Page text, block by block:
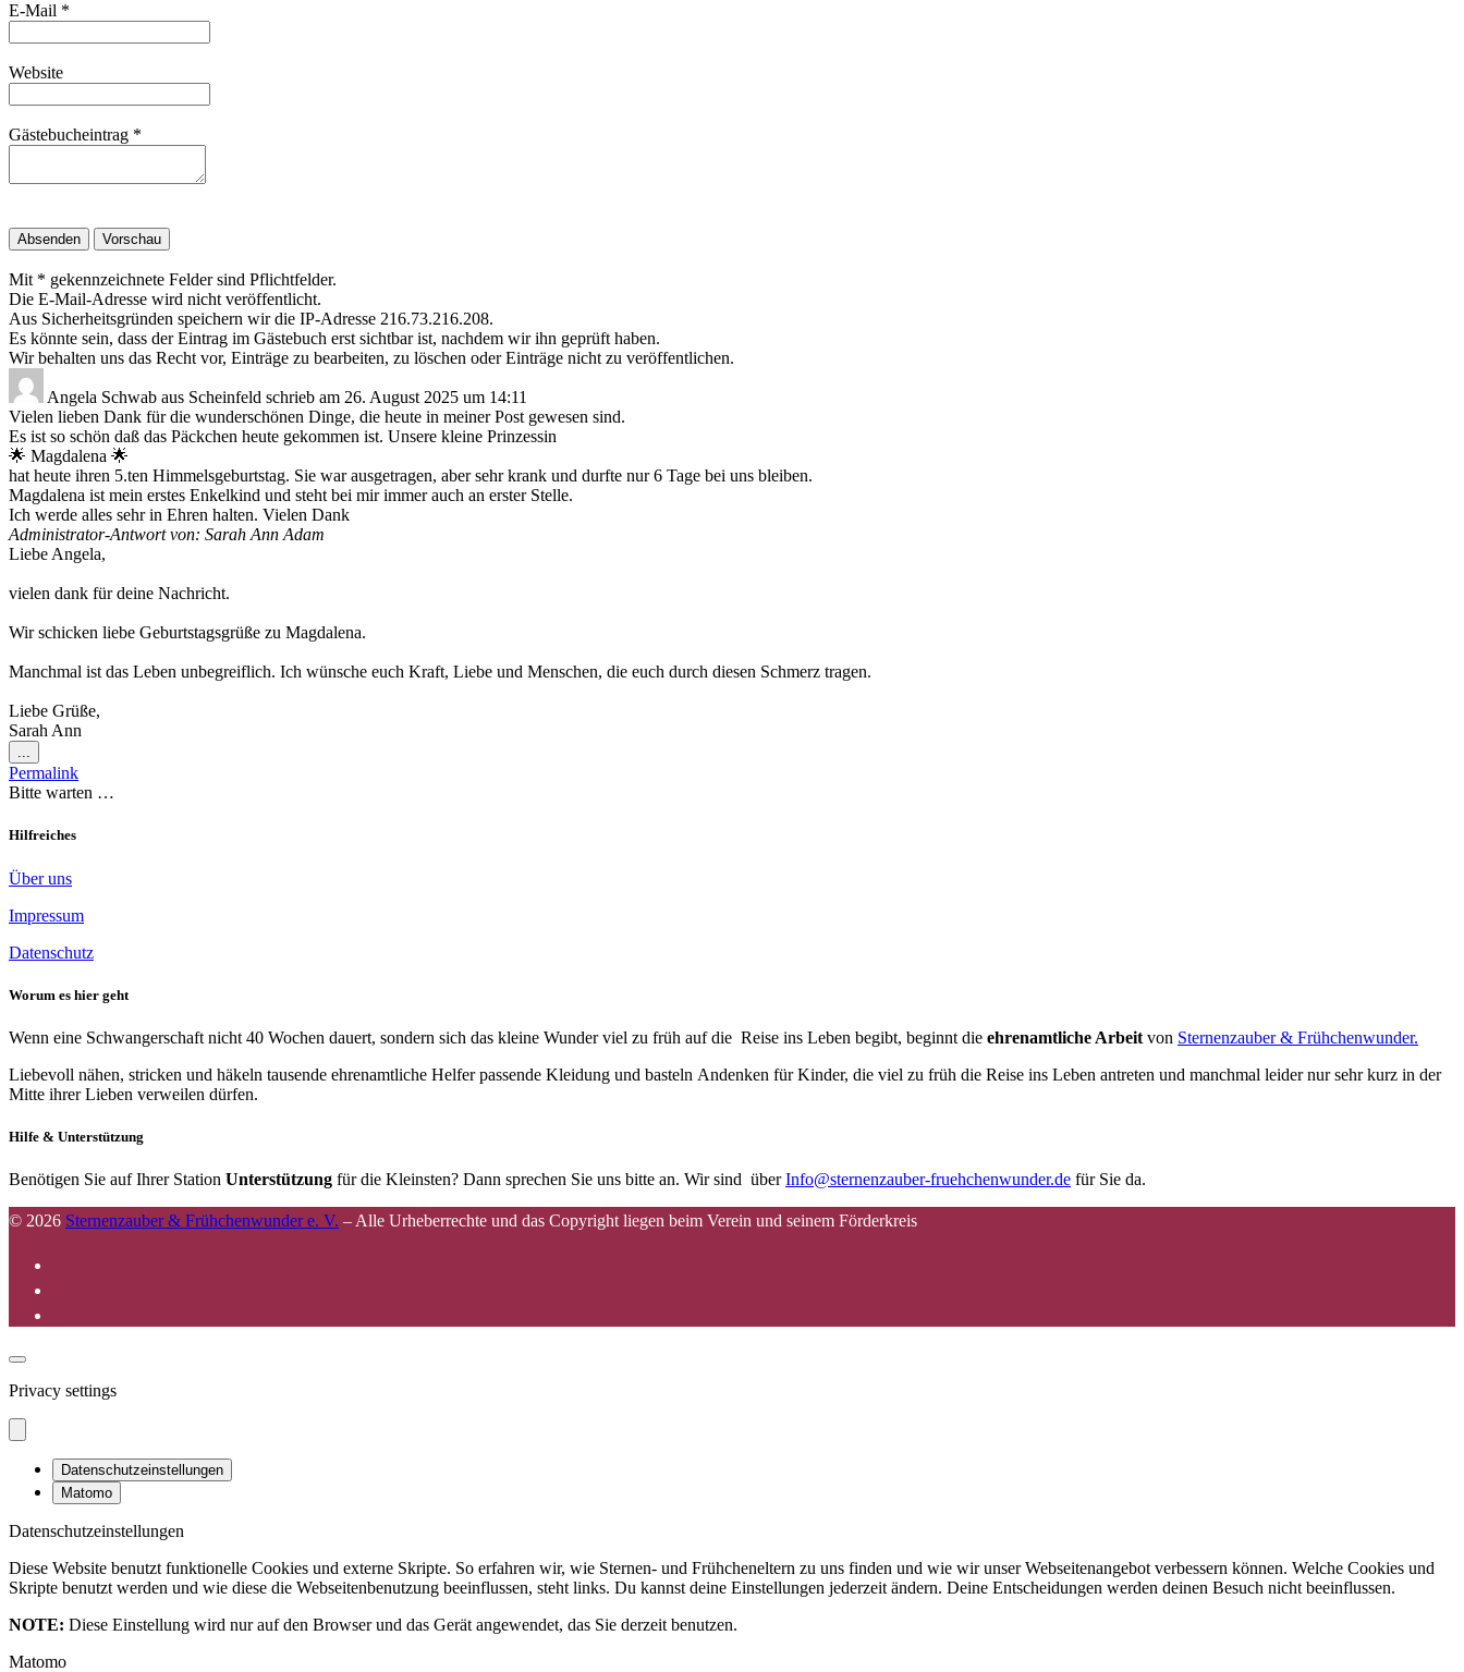
E-Mail *
Website
Gästebucheintrag *
Mit * gekennzeichnete Felder sind Pflichtfelder.
Die E-Mail-Adresse wird nicht veröffentlicht.
Aus Sicherheitsgründen speichern wir die IP-Adresse 216.73.216.208.
Es könnte sein, dass der Eintrag im Gästebuch erst sichtbar ist, nachdem wir ihn geprüft haben.
Wir behalten uns das Recht vor, Einträge zu bearbeiten, zu löschen oder Einträge nicht zu veröffentlichen.
Angela Schwab aus Scheinfeld schrieb am 26. August 2025 um 14:11
Vielen lieben Dank für die wunderschönen Dinge, die heute in meiner Post gewesen sind.
Es ist so schön daß das Päckchen heute gekommen ist. Unsere kleine Prinzessin
🌟 Magdalena 🌟
hat heute ihren 5.ten Himmelsgeburtstag. Sie war ausgetragen, aber sehr krank und durfte nur 6 Tage bei uns bleiben.
Magdalena ist mein erstes Enkelkind und steht bei mir immer auch an erster Stelle.
Ich werde alles sehr in Ehren halten. Vielen Dank
Administrator-Antwort von: Sarah Ann Adam
Liebe Angela,
vielen dank für deine Nachricht.
Wir schicken liebe Geburtstagsgrüße zu Magdalena.
Manchmal ist das Leben unbegreiflich. Ich wünsche euch Kraft, Liebe und Menschen, die euch durch diesen Schmerz tragen.
Liebe Grüße,
Sarah Ann
...
Metabox
ein-/ausblenden.
Permalink
Bitte warten …
Hilfreiches
Über uns
Impressum
Datenschutz
Worum es hier geht
Wenn eine Schwangerschaft nicht 40 Wochen dauert, sondern sich das kleine Wunder viel zu früh auf die Reise ins Leben begibt, beginnt die ehrenamtliche Arbeit von Sternenzauber & Frühchenwunder.
Liebevoll nähen, stricken und häkeln tausende ehrenamtliche Helfer passende Kleidung und basteln Andenken für Kinder, die viel zu früh die Reise ins Leben antreten und manchmal leider nur sehr kurz in der
Mitte ihrer Lieben verweilen dürfen.
Hilfe & Unterstützung
Benötigen Sie auf Ihrer Station Unterstützung für die Kleinsten? Dann sprechen Sie uns bitte an. Wir sind überInfo@sternenzauber-fruehchenwunder.de für Sie da.
© 2026 Sternenzauber & Frühchenwunder e. V. – Alle Urheberrechte und das Copyright liegen beim Verein und seinem Förderkreis
Privacy settings
Datenschutzeinstellungen
Matomo
Datenschutzeinstellungen
Diese Website benutzt funktionelle Cookies und externe Skripte. So erfahren wir, wie Sternen- und Frühcheneltern zu uns finden und wie wir unser Webseitenangebot verbessern können. Welche Cookies und
Skripte benutzt werden und wie diese die Webseitenbenutzung beeinflussen, steht links. Du kannst deine Einstellungen jederzeit ändern. Deine Entscheidungen werden deinen Besuch nicht beeinflussen.
NOTE: Diese Einstellung wird nur auf den Browser und das Gerät angewendet, das Sie derzeit benutzen.
Matomo